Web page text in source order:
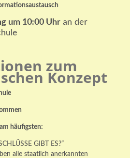
um 10:00 Uhran der
zum
Konzept
häufigsten:
GIBT ES?”
alle staatlich anerkannten